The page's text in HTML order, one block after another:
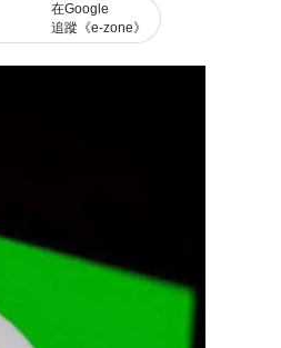
在Google
追蹤《e-zone》